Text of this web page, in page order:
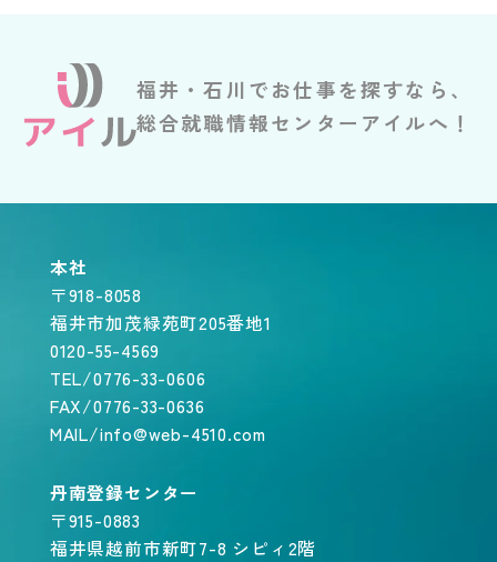
福井・石川でお仕事を探すなら、
総合就職情報センターアイルへ！
本社
〒918-8058
福井市加茂緑苑町205番地1
0120-55-4569
TEL/0776-33-0606
FAX/0776-33-0636
MAIL/info@web-4510.com
丹南登録センター
〒915-0883
福井県越前市新町7-8 シピィ2階